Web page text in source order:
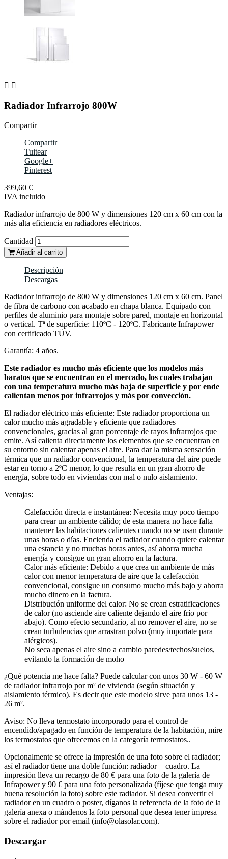
 
Radiador Infrarrojo 800W
Compartir
Compartir
Tuitear
Google+
Pinterest
399,60 €
IVA incluido
Radiador infrarrojo de 800 W y dimensiones 120 cm x 60 cm con la
más alta eficiencia en radiadores eléctricos.
Cantidad
Añadir al carrito
Descripción
Descargas
Radiador infrarrojo de 800 W y dimensiones 120 cm x 60 cm. Panel
de fibra de carbono con acabado en chapa blanca. Equipado con
perfiles de aluminio para montaje sobre pared, montaje en horizontal
o vertical. Tª de superficie: 110ºC - 120ºC. Fabricante Infrapower
con certificado TÜV.
Garantía: 4 años.
Este radiador es mucho más eficiente que los modelos más
baratos que se encuentran en el mercado, los cuales trabajan
con una temperatura mucho más baja de superficie y por ende
calientan menos por infrarrojos y más por convección.
El radiador eléctrico más eficiente: Este radiador proporciona un
calor mucho más agradable y eficiente que radiadores
convencionales, gracias al gran porcentaje de rayos infrarrojos que
emite. Así calienta directamente los elementos que se encuentran en
su entorno sin calentar apenas el aire. Para dar la misma sensación
térmica que un radiador convencional, la temperatura del aire puede
estar en torno a 2ºC menor, lo que resulta en un gran ahorro de
energía, sobre todo en viviendas con mal o nulo aislamiento.
Ventajas:
Calefacción directa e instantánea: Necesita muy poco tiempo
para crear un ambiente cálido; de esta manera no hace falta
mantener las habitaciones calientes cuando no se usan durante
unas horas o días. Encienda el radiador cuando quiere calentar
una estancia y no muchas horas antes, así ahorra mucha
energía y consigue un gran ahorro en la factura.
Calor más eficiente: Debido a que crea un ambiente de más
calor con menor temperatura de aire que la calefacción
convencional, consigue un consumo mucho más bajo y ahorra
mucho dinero en la factura.
Distribución uniforme del calor: No se crean estratificaciones
de calor (no asciende aire caliente dejando el aire frío por
abajo). Como efecto secundario, al no remover el aire, no se
crean turbulencias que arrastran polvo (muy importate para
alérgicos).
No seca apenas el aire sino a cambio paredes/techos/suelos,
evitando la formación de moho
¿Qué potencia me hace falta? Puede calcular con unos 30 W - 60 W
de radiador infrarrojo por m² de vivienda (según situación y
aislamiento térmico). Es decir que este modelo sirve para unos 13 -
26 m².
Aviso: No lleva termostato incorporado para el control de
encendido/apagado en función de temperatura de la habitación, mire
los termostatos que ofrecemos en la categoría termostatos..
Opcionalmente se ofrece la impresión de una foto sobre el radiador;
así el radiador tiene una doble función: radiador + cuadro. La
impresión lleva un recargo de 80 € para una foto de la galería de
Infrapower y 90 € para una foto personalizada (fíjese que tenga muy
buena resolución la foto) sobre este radiador. Si desea convertir el
radiador en un cuadro o poster, díganos la referencia de la foto de la
galería anexa o mándenos la foto personal que desea tener impresa
sobre el radiador por email (info@olasolar.com).
Descargar